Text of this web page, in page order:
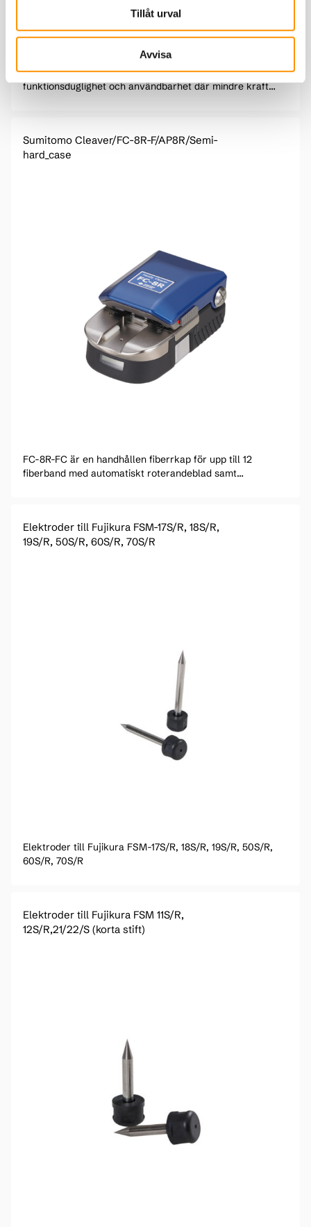
Tillåt urval
Avvisa
RS02/03/03-80 är designad och utvecklad med tonvikt på
funktionsduglighet och användbarhet där mindre kraft
Sumitomo Cleaver/FC-8R-F/AP8R/Semi-
hard_case
FC-8R-FC är en handhållen fiberrkap för upp till 12
fiberband med automatiskt roterandeblad samt
Elektroder till Fujikura FSM-17S/R, 18S/R,
19S/R, 50S/R, 60S/R, 70S/R
Elektroder till Fujikura FSM-17S/R, 18S/R, 19S/R, 50S/R,
60S/R, 70S/R
Elektroder till Fujikura FSM 11S/R,
12S/R,21/22/S (korta stift)